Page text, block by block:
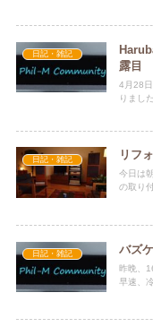
日記・雑記
露目
4月28
りまし
日記・雑記 リフ
今日は
の取り
日記・雑記 バズ
昨晩、
早速、